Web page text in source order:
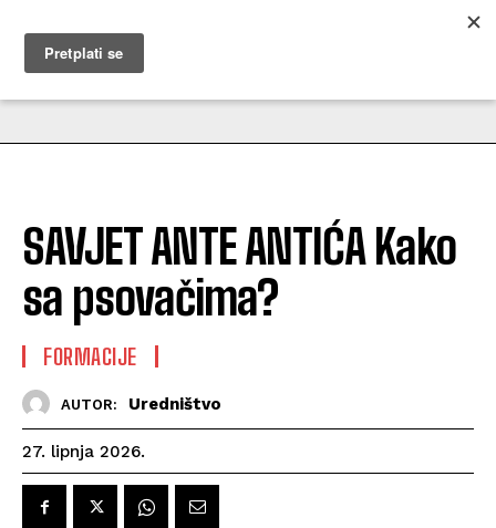
MUŽEVNI BUDITE
SAVJET ANTE ANTIĆA Kako
sa psovačima?
FORMACIJE
AUTOR: Uredništvo
27. lipnja 2026.